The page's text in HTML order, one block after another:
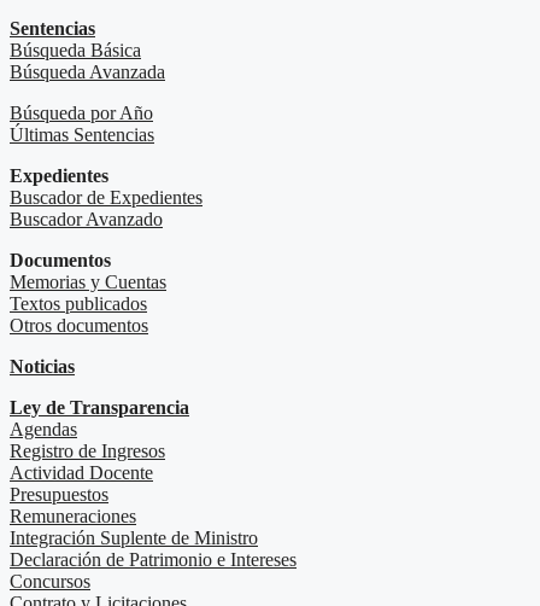
Sentencias
Búsqueda Básica
Búsqueda Avanzada
Búsqueda por Año
Últimas Sentencias
Expedientes
Buscador de Expedientes
Buscador Avanzado
Documentos
Memorias y Cuentas
Textos publicados
Otros documentos
Noticias
Ley de Transparencia
Agendas
Registro de Ingresos
Actividad Docente
Presupuestos
Remuneraciones
Integración Suplente de Ministro
Declaración de Patrimonio e Intereses
Concursos